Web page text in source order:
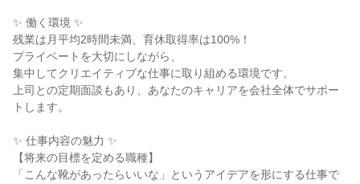
✨ 働く環境 ✨
残業は月平均2時間未満、育休取得率は100%！
プライベートを大切にしながら、
集中してクリエイティブな仕事に取り組める環境です。
上司との定期面談もあり、あなたのキャリアを会社全体でサポー
トします。
✨ 仕事内容の魅力 ✨
【将来の目標を定める職種】
「こんな靴があったらいいな」というアイデアを形にする仕事で